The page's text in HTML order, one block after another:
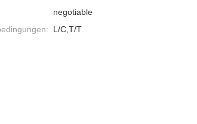
negotiable
L/C,T/T